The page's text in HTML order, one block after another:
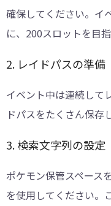
確保してください。イ
に、200スロットを目指
2. レイドパスの準備
イベント中は連続して
ドパスをたくさん保存
3. 検索文字列の設定
ポケモン保管スペース
を使用してください。